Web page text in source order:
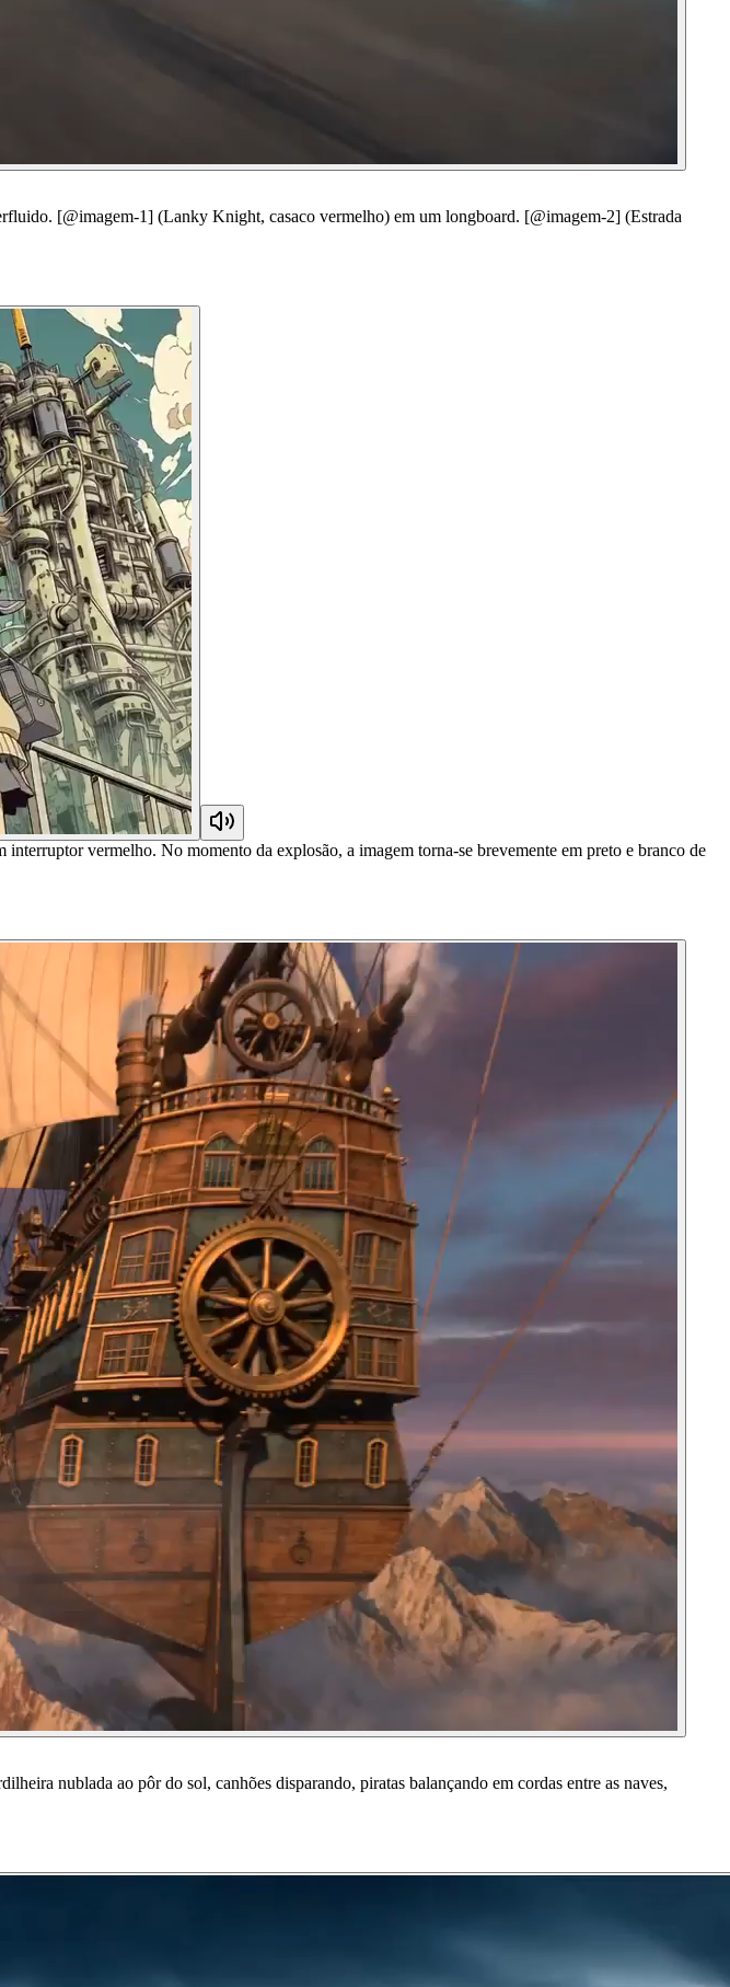
[@imagem-1] (Lanky Knight, casaco vermelho) em um longboard. [@imagem-2] (Estrada
vermelho. No momento da explosão, a imagem torna-se brevemente em preto e branco de
nublada ao pôr do sol, canhões disparando, piratas balançando em cordas entre as naves,